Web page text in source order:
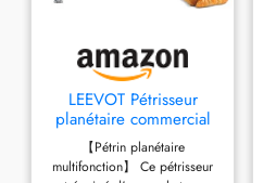
LEEVOT Pétrisseur
planétaire commercial
(1, Version minuterie
20L)
【Pétrin planétaire
multifonction】 Ce pétrisseur